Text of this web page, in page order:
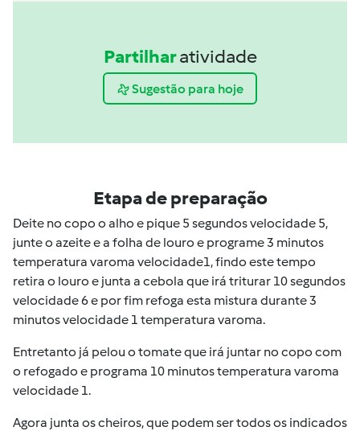
Partilharatividade
Sugestão para hoje
Etapa de preparação
Deite no copo o alho e pique 5 segundos velocidade 5,
junte o azeite e a folha de louro e programe 3 minutos
temperatura varoma velocidade1, findo este tempo
retira o louro e junta a cebola que irá triturar 10 segundos
velocidade 6 e por fim refoga esta mistura durante 3
minutos velocidade 1 temperatura varoma.
Entretanto já pelou o tomate que irá juntar no copo com
o refogado e programa 10 minutos temperatura varoma
velocidade 1.
Agora junta os cheiros, que podem ser todos os indicados